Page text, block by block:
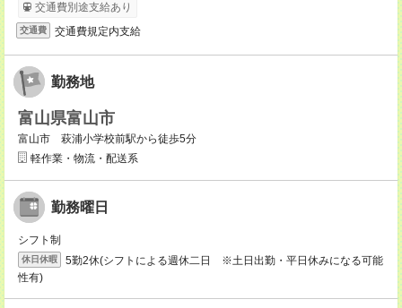
交通費別途支給あり
交通費 交通費規定内支給
勤務地
富山県富山市
富山市 萩浦小学校前駅から徒歩5分
軽作業・物流・配送系
勤務曜日
シフト制
休日休暇
5勤2休(シフトによる週休二日 ※土日出勤・平日休みになる可能
性有)